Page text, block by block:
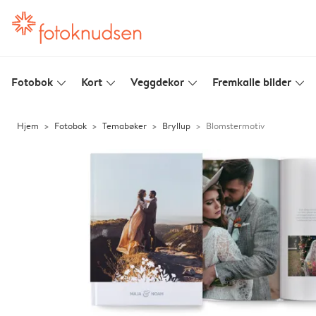
Fotobok slim_arrow_down Kort slim_arrow_down Veggdekor slim_arrow_down Fremkalle bilder slim_arrow_down
Hjem Fotobok Temabøker Bryllup Blomstermotiv